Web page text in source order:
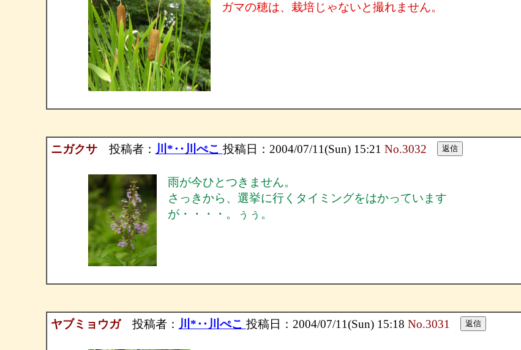
ガマの穂は、栽培じゃないと撮れません。
ニガクサ投稿者： 川*‥川ぺこ 投稿日：2004/07/11(Sun) 15:21 No.3032
雨が今ひとつきません。
さっきから、選挙に行くタイミングをはかっています
が・・・・。ぅぅ。
ヤブミョウガ投稿者： 川*‥川ぺこ 投稿日：2004/07/11(Sun) 15:18 No.3031